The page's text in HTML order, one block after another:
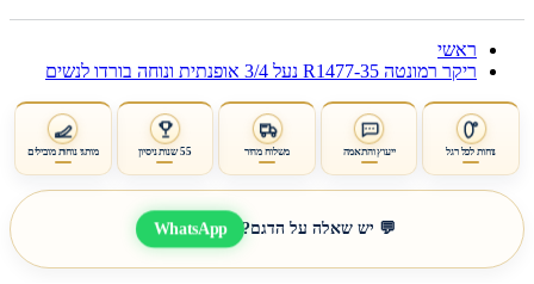
ראשי
ריקר רמונטה R1477-35 נעל 3/4 אופנתית ונוחה בורדו לנשים
נוחות לכל רגל ייעוץ והתאמה משלוח מהיר 55 שנות ניסיון מותגי נוחות מובילים
💬 יש שאלה על הדגם? WhatsApp